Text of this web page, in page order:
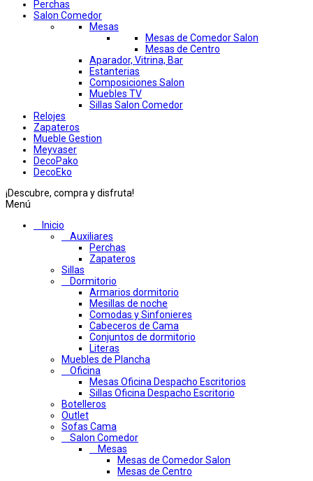
Perchas
Salon Comedor
Mesas
Mesas de Comedor Salon
Mesas de Centro
Aparador, Vitrina, Bar
Estanterias
Composiciones Salon
Muebles TV
Sillas Salon Comedor
Relojes
Zapateros
Mueble Gestion
Meyvaser
DecoPako
DecoEko
¡Descubre, compra y disfruta!
Menú
Inicio
Auxiliares
Perchas
Zapateros
Sillas
Dormitorio
Armarios dormitorio
Mesillas de noche
Comodas y Sinfonieres
Cabeceros de Cama
Conjuntos de dormitorio
Literas
Muebles de Plancha
Oficina
Mesas Oficina Despacho Escritorios
Sillas Oficina Despacho Escritorio
Botelleros
Outlet
Sofas Cama
Salon Comedor
Mesas
Mesas de Comedor Salon
Mesas de Centro